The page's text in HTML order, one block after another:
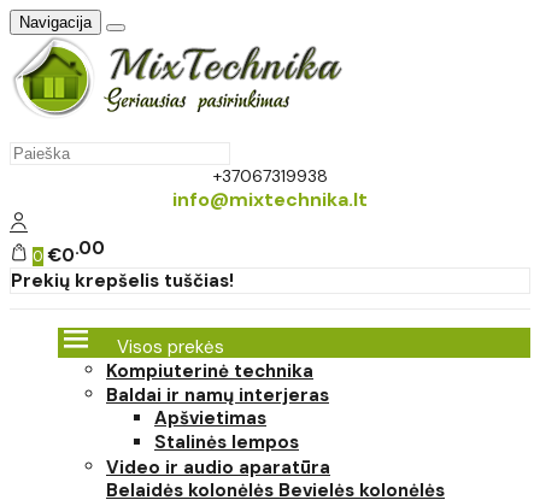
Navigacija
+37067319938
info@mixtechnika.lt
0 €0 00
Prekių krepšelis tuščias!
Visos prekės
Kompiuterinė technika
Baldai ir namų interjeras
Apšvietimas
Stalinės lempos
Video ir audio aparatūra
Belaidės kolonėlės Bevielės kolonėlės